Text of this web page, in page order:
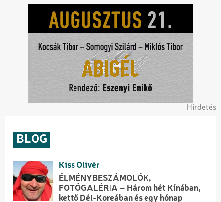
Hirdetés
BLOG
Kiss Olivér
ÉLMÉNYBESZÁMOLÓK,
FOTÓGALÉRIA – Három hét Kínában,
kettő Dél-Koreában és egy hónap